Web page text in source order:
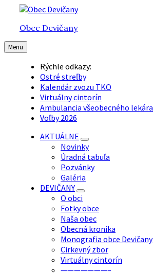
Preskočiť
obsah
Preskočiť
hlavnú
navigáciu
Preskočiť
pätičkuObec Devičany
Menu
Rýchle odkazy:
Ostré streľby
Kalendár zvozu TKO
Virtuálny cintorín
Ambulancia všeobecného lekára
Voľby 2026
AKTUÁLNE
Novinky
Úradná tabuľa
Pozvánky
Galéria
DEVIČANY
O obci
Fotky obce
Naša obec
Obecná kronika
Monografia obce Devičany
Cirkevný zbor
Virtuálny cintorín
———————–